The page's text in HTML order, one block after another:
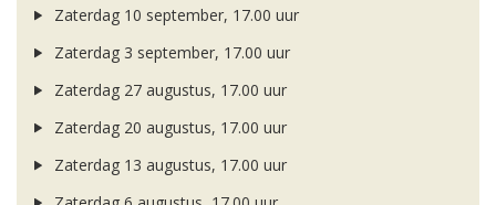
Zaterdag 10 september, 17.00 uur
Zaterdag 3 september, 17.00 uur
Zaterdag 27 augustus, 17.00 uur
Zaterdag 20 augustus, 17.00 uur
Zaterdag 13 augustus, 17.00 uur